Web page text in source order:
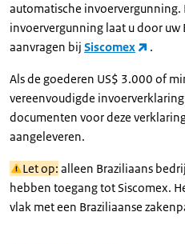
automatische invoervergunning.
invoervergunning laat u door uw
aanvragen bij Siscomex .
Als de goederen US$ 3.000 of
vereenvoudigde
documenten voor deze
aangeleveren.
Let op: alleen Braziliaans
hebben toegang tot Siscomex.
vlak met een Braziliaanse